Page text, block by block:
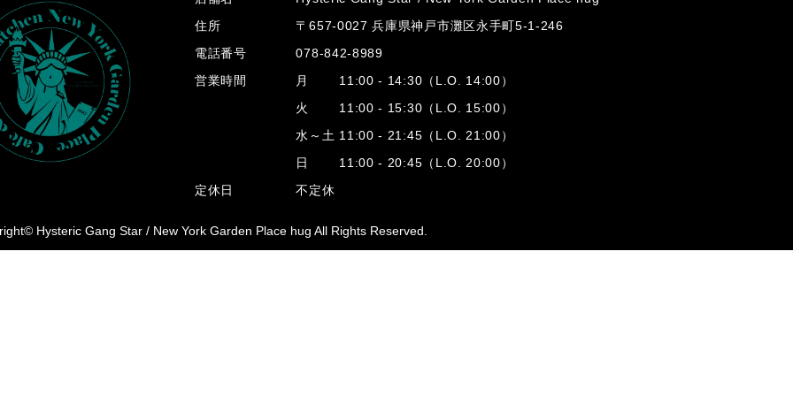
住所
〒657-0027 兵庫県神戸市灘区永手町5-1-246
電話番号
078-842-8989
営業時間
月 11:00 - 14:30（L.O. 14:00）
火 11:00 - 15:30（L.O. 15:00）
水～土 11:00 - 21:45（L.O. 21:00）
日 11:00 - 20:45（L.O. 20:00）
定休日
不定休
Hysteric Gang Star / New York Garden Place hug All Rights Reserved.